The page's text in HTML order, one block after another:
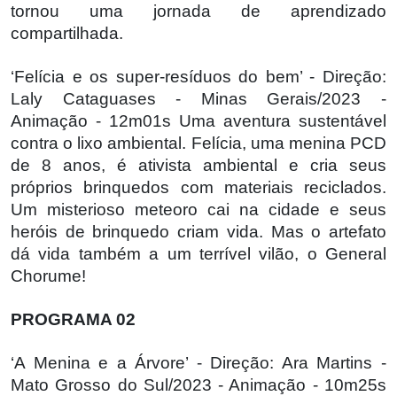
tornou uma jornada de aprendizado
compartilhada.
‘Felícia e os super-resíduos do bem’ - Direção:
Laly Cataguases - Minas Gerais/2023 -
Animação - 12m01s Uma aventura sustentável
contra o lixo ambiental. Felícia, uma menina PCD
de 8 anos, é ativista ambiental e cria seus
próprios brinquedos com materiais reciclados.
Um misterioso meteoro cai na cidade e seus
heróis de brinquedo criam vida. Mas o artefato
dá vida também a um terrível vilão, o General
Chorume!
PROGRAMA 02
‘A Menina e a Árvore’ - Direção: Ara Martins -
Mato Grosso do Sul/2023 - Animação - 10m25s